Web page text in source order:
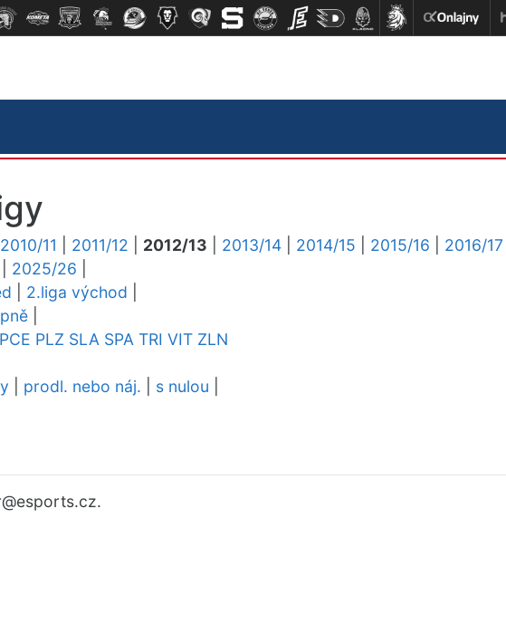
2010/11 2011/12 2012/13 2013/14 2014/15 2015/16 2016/17
2025/26
2.liga východ
PCE PLZ SLA SPA TRI VIT ZLN
prodl. nebo náj. s nulou
@esports.cz.